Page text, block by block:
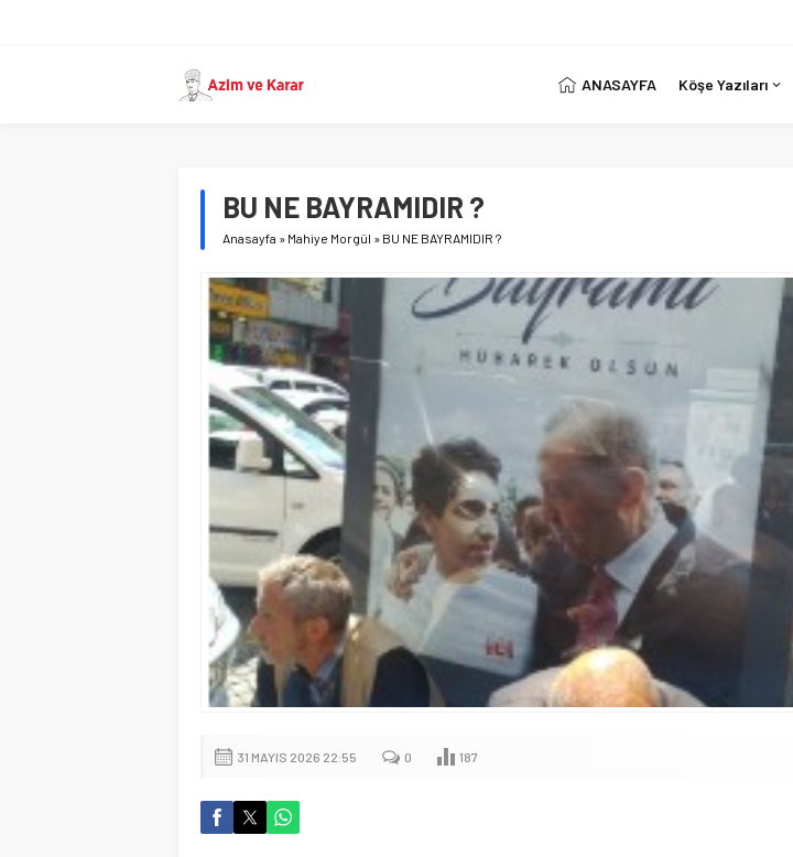
ANASAYFA Köşe Yazıları
BU NE BAYRAMIDIR ?
Anasayfa » Mahiye Morgül » BU NE BAYRAMIDIR ?
31 MAYIS 2026 22:55 0 187